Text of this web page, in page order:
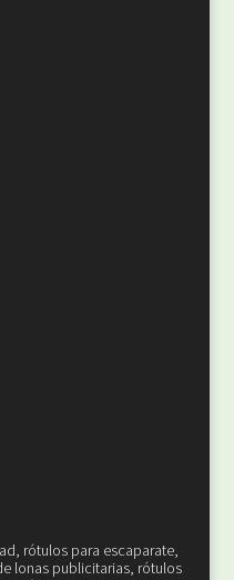
rótulos para escaparate,
lonas publicitarias, rótulos